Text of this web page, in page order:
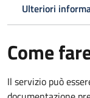
Ulteriori
Come
Il servizio può